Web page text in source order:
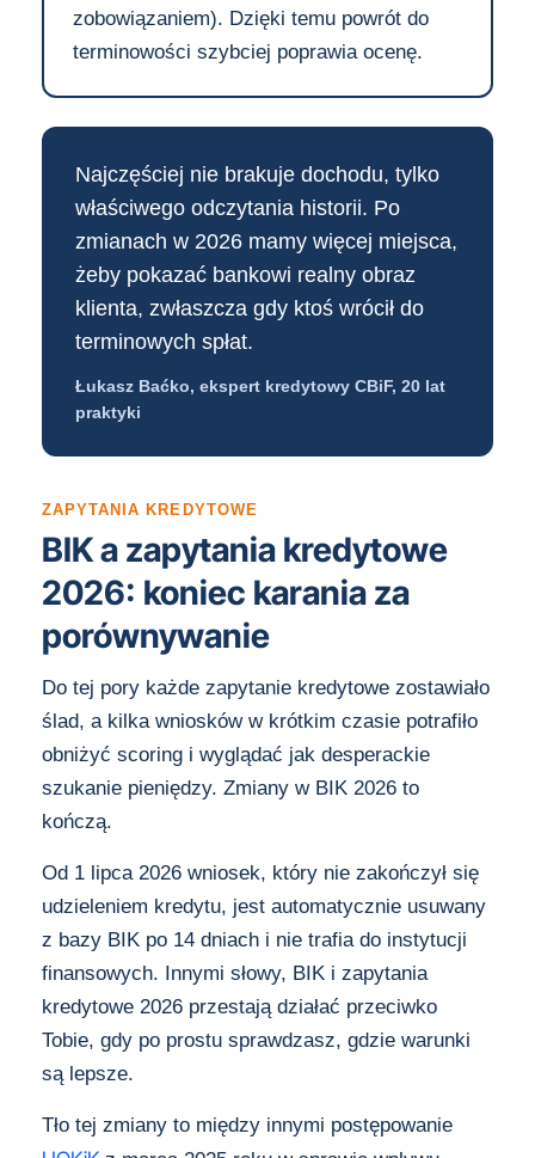
zobowiązaniem). Dzięki temu powrót do
terminowości szybciej poprawia ocenę.
Najczęściej nie brakuje dochodu, tylko
właściwego odczytania historii. Po
zmianach w 2026 mamy więcej miejsca,
żeby pokazać bankowi realny obraz
klienta, zwłaszcza gdy ktoś wrócił do
terminowych spłat.
Łukasz Baćko, ekspert kredytowy CBiF, 20 lat
praktyki
ZAPYTANIA KREDYTOWE
BIK a zapytania kredytowe
2026: koniec karania za
porównywanie
Do tej pory każde zapytanie kredytowe zostawiało
ślad, a kilka wniosków w krótkim czasie potrafiło
obniżyć scoring i wyglądać jak desperackie
szukanie pieniędzy. Zmiany w BIK 2026 to
kończą.
Od 1 lipca 2026 wniosek, który nie zakończył się
udzieleniem kredytu, jest automatycznie usuwany
z bazy BIK po 14 dniach i nie trafia do instytucji
finansowych. Innymi słowy, BIK i zapytania
kredytowe 2026 przestają działać przeciwko
Tobie, gdy po prostu sprawdzasz, gdzie warunki
są lepsze.
Tło tej zmiany to między innymi postępowanie